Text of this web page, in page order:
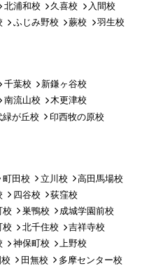
北浦和校 久喜校
入間校
ふじみ野校 蕨校
羽生校
千葉校
新鎌ヶ谷校
南流山校
木更津校
緑が丘校
印西牧の原校
町田校 立川校
高田馬場校
四谷校
荻窪校
校 巣鴨校
成城学園前校
校 北千住校
吉祥寺校
神保町校
上野校
田無校
多摩センター校